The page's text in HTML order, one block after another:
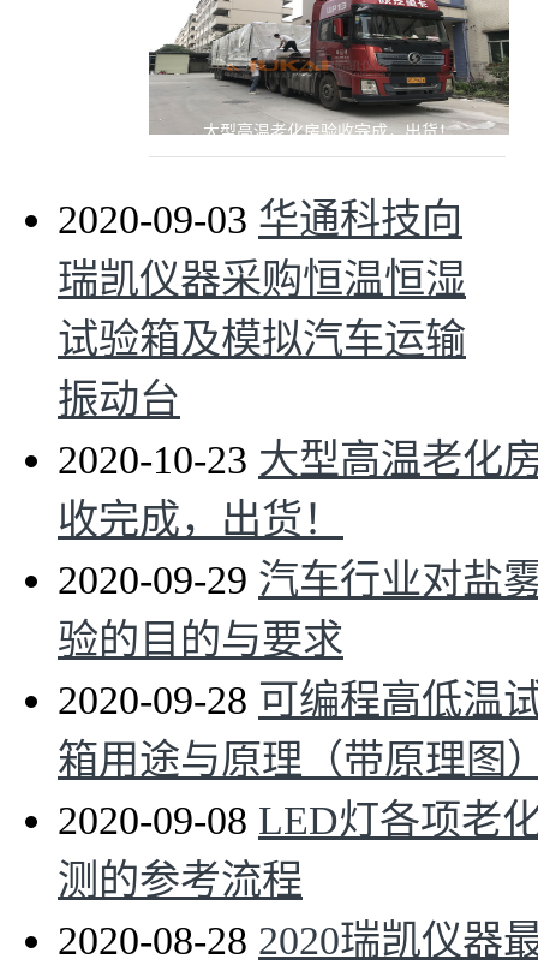
大型高温老化房验收完成，出货！
2020-09-03 华通科技向
瑞凯仪器采购恒温恒湿
试验箱及模拟汽车运输
振动台
2020-10-23 大型高温老化
收完成，出货！
2020-09-29 汽车行业对盐
验的目的与要求
2020-09-28 可编程高低温
箱用途与原理（带原理图
2020-09-08 LED灯各项老
测的参考流程
2020-08-28 2020瑞凯仪器